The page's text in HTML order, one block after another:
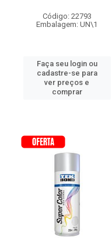
Código: 22793
Embalagem: UN\1
Faça seu login ou
cadastre-se para
ver preços e
comprar